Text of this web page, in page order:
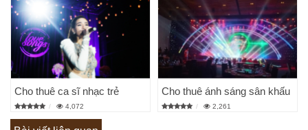
Cho thuê ca sĩ nhạc trẻ
4,072
Cho thuê ánh sáng sân khấu
2,261